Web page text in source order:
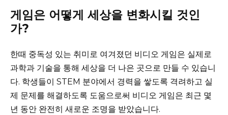
게임은 어떻게 세상을 변화시킬 것인
가?
한때 중독성 있는 취미로 여겨졌던 비디오 게임은 실제로
과학과 기술을 통해 세상을 더 나은 곳으로 만들 수 있습니
다. 학생들이 STEM 분야에서 경력을 쌓도록 격려하고 실
제 문제를 해결하도록 도움으로써 비디오 게임은 최근 몇
년 동안 완전히 새로운 조명을 받았습니다.